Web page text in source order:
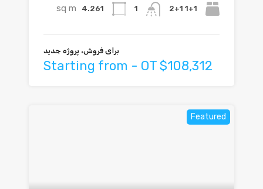
1+1 2+1
1
4.261
sq m
برای فروش، پروژه جدید
Starting from - OT $108,312
Featured